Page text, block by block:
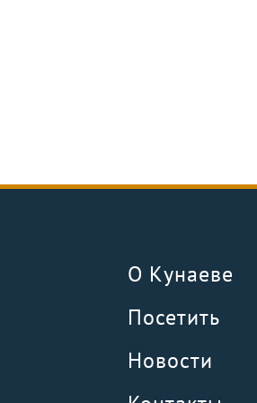
О Кунаеве
Посетить
Новости